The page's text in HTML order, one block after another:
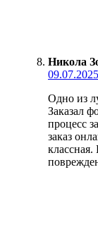
Никола
09.07.2025
Одно из
Заказал
процесс
заказ